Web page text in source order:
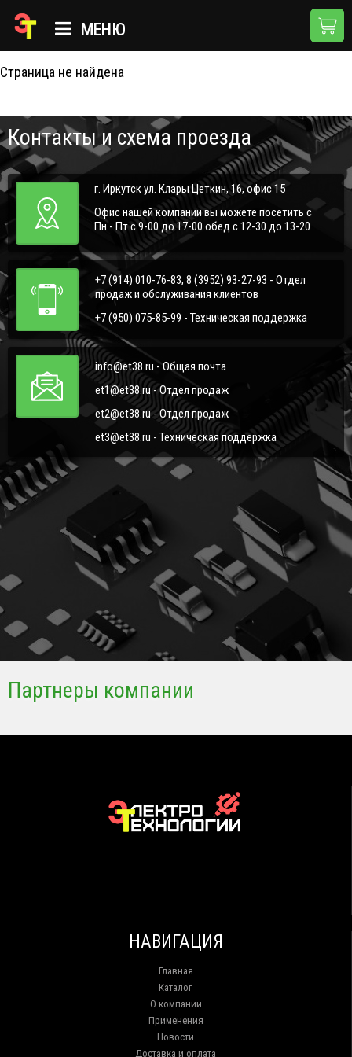
МЕНЮ
ГЛАВНАЯ
О КОМПАНИИ
ПРИМЕНЕНИЯ
НОВОСТИ
ДОСТАВКА И ОПЛАТА
КОНТАКТЫ
404
Страница не найдена
Контакты и схема проезда
г. Иркутск ул. Клары Цеткин, 16, офис 15
Офис нашей компании вы можете посетить с
Пн - Пт с 9-00 до 17-00 обед с 12-30 до 13-20
+7 (914) 010-76-83, 8 (3952) 93-27-93 - Отдел
продаж и обслуживания клиентов
+7 (950) 075-85-99 - Техническая поддержка
info@et38.ru - Общая почта
et1@et38.ru - Отдел продаж
et2@et38.ru - Отдел продаж
et3@et38.ru - Техническая поддержка
Партнеры компании
НАВИГАЦИЯ
Главная
Каталог
О компании
Применения
Новости
Доставка и оплата